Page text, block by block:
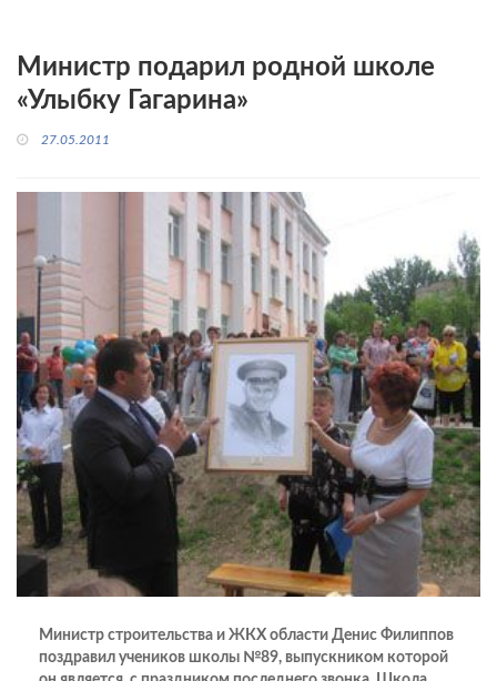
Министр подарил родной школе
«Улыбку Гагарина»
27.05.2011
Министр строительства и ЖКХ области Денис Филиппов
поздравил учеников школы №89, выпускником которой